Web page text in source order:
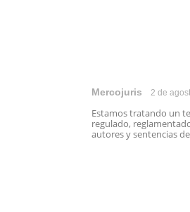
Mercojuris 2 de
Estamos tratando un
regulado,
autores y sentencias